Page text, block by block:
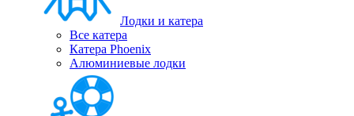
Лодки и катера
Все катера
Катера Phoenix
Алюминиевые лодки